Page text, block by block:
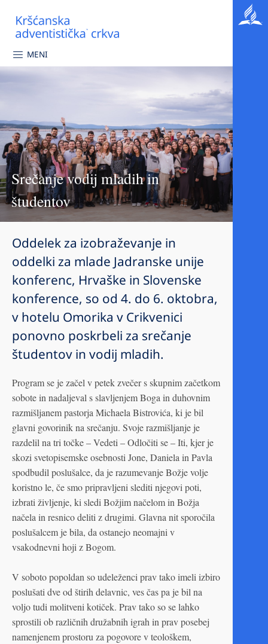
MENI
Srečanje vodij mladih in
študentov
Oddelek za izobraževanje in
oddelki za mlade Jadranske unije
konferenc, Hrvaške in Slovenske
konference, so od 4. do 6. oktobra,
v hotelu Omorika v Crikvenici
ponovno poskrbeli za srečanje
študentov in vodij mladih.
Program se je začel v petek zvečer s skupnim začetkom
sobote in nadaljeval s slavljenjem Boga in duhovnim
razmišljanem pastorja Michaela Bistrovića, ki je bil
glavni govorinik na srečanju. Svoje razmišljanje je
razdelil na tri točke – Vedeti – Odločiti se – Iti, kjer je
skozi svetopisemske osebnosti Jone, Daniela in Pavla
spodbudil poslušalce, da je razumevanje Božje volje
koristno le, če smo pripravljeni slediti njegovi poti,
izbrati življenje, ki sledi Božjim načelom in Božja
načela in resnico deliti z drugimi. Glavna nit sporočila
poslušalcem je bila, da ostanejo neomajni v
vsakodnevni hoji z Bogom.
V soboto popoldan so udeleženci prav tako imeli izbiro
poslušati dve od štirih delavnic, ves čas pa je bil na
voljo tudi molitveni kotiček. Prav tako so se lahko
sprostili ob različnih družabnih igrah in prav posebej
namenjenem prostoru za pogovore v teološkem,